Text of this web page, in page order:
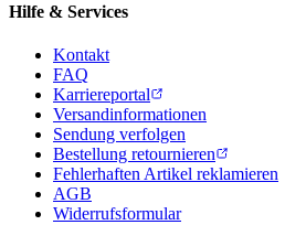
Hilfe & Services
Kontakt
FAQ
Karriereportal
Versandinformationen
Sendung verfolgen
Bestellung retournieren
Fehlerhaften Artikel reklamieren
AGB
Widerrufsformular